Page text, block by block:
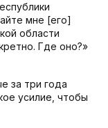
мне [его]
области
Где оно?»
за три года
усилие, чтобы